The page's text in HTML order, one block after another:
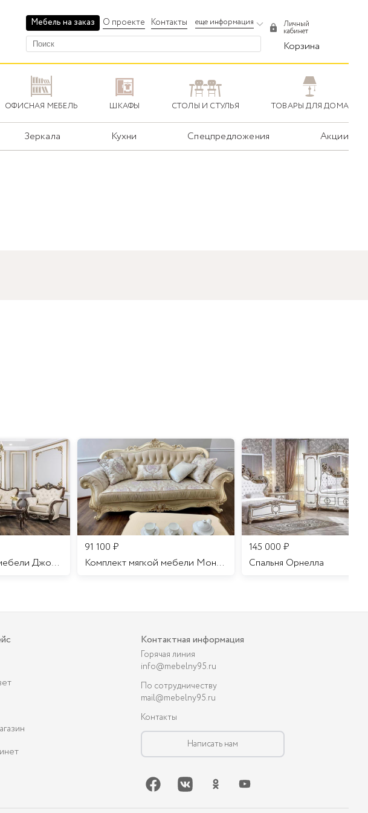
Мебель на заказ О проекте Контакты еще информация Личный
кабинет
Корзина
ОФИСНАЯ МЕБЕЛЬ ШКАФЫ СТОЛЫ И СТУЛЬЯ ТОВАРЫ ДЛЯ ДОМА
Зеркала Кухни Спецпредложения Акции
Комплект мягкой мебели Джоконда
91 100 ₽
Комплект мягкой мебели Мона Лиза
145 000 ₽
Cпальня Орнелла
Контактная информация
Горячая линия
info@mebelny95.ru
По сотрудничеству
mail@mebelny95.ru
Контакты
Написать нам